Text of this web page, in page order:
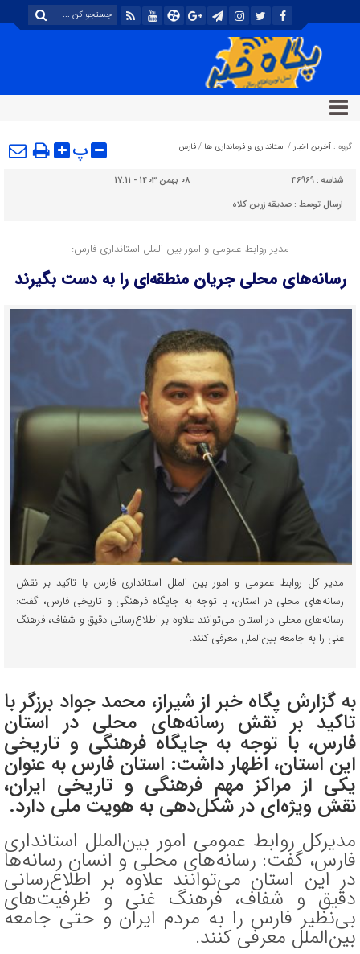
گروه : آخرین اخبار / استانداری و فرمانداری ها / فارس پ
شناسه : 46969
08 بهمن 1403 - 17:11
ارسال توسط : صدیقه زرین کلاه
مدیر روابط عمومی و امور بین الملل استانداری فارس:
رسانه‌های محلی جریان منطقه‌ای را به دست بگیرند
مدیر کل روابط عمومی و امور بین الملل استانداری فارس با تاکید بر نقش
رسانه‌های محلی در استان، با توجه به جایگاه فرهنگی و تاریخی فارس، گفت:
رسانه‌های محلی در استان می‌توانند علاوه بر اطلاع‌رسانی دقیق و شفاف، فرهنگ
غنی را به جامعه بین‌الملل معرفی کنند.
به گزارش پگاه خبر از شیراز، محمد جواد برزگر با
تاکید بر نقش رسانه‌های محلی در استان
فارس، با توجه به جایگاه فرهنگی و تاریخی
این استان، اظهار داشت: استان فارس به عنوان
یکی از مراکز مهم فرهنگی و تاریخی ایران،
نقش ویژه‌ای در شکل‌دهی به هویت ملی دارد.
مدیرکل روابط عمومی امور بین‌الملل استانداری
فارس، گفت: رسانه‌های محلی و انسان رسانه‌ها
در این استان می‌توانند علاوه بر اطلاع‌رسانی
دقیق و شفاف، فرهنگ غنی و ظرفیت‌های
بی‌نظیر فارس را به مردم ایران و حتی جامعه
بین‌الملل معرفی کنند.